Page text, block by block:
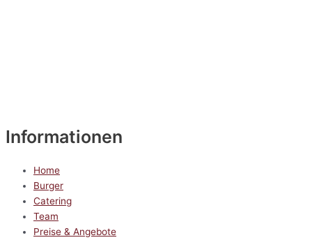
Informationen
Home
Burger
Catering
Team
Preise & Angebote